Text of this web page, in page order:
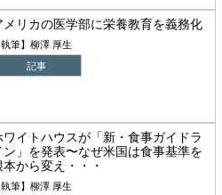
メリカの医学部に栄養教育を義務化
執筆】柳澤 厚生
記事
ワイトハウスが「新・食事ガイドラ
ン」を発表〜なぜ米国は食事基準を
本から変え・・・
執筆】柳澤 厚生